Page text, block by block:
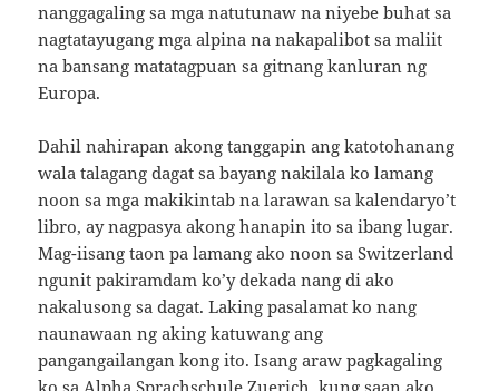
nanggagaling sa mga natutunaw na niyebe buhat sa
nagtatayugang mga alpina na nakapalibot sa maliit
na bansang matatagpuan sa gitnang kanluran ng
Europa.
Dahil nahirapan akong tanggapin ang katotohanang
wala talagang dagat sa bayang nakilala ko lamang
noon sa mga makikintab na larawan sa kalendaryo’t
libro, ay nagpasya akong hanapin ito sa ibang lugar.
Mag-iisang taon pa lamang ako noon sa Switzerland
ngunit pakiramdam ko’y dekada nang di ako
nakalusong sa dagat. Laking pasalamat ko nang
naunawaan ng aking katuwang ang
pangangailangan kong ito. Isang araw pagkagaling